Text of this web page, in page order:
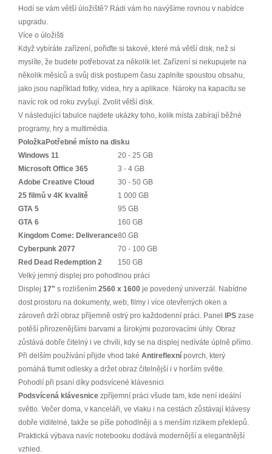
Hodí se vám větší úložiště? Rádi vám ho navýšíme rovnou v nabídce
upgradu.
Více o úložišti
Když vybíráte zařízení, pořiďte si takové, které má větší disk, než si
myslíte, že budete potřebovat za několik let. Zařízení si nekupujete na
několik měsíců a svůj disk postupem času zaplníte spoustou obsahu,
jako jsou například fotky, videa, hry a aplikace. Nároky na kapacitu se
navíc rok od roku zvyšují. Zvolit větší disk.
V následující tabulce najdete ukázky toho, kolik místa zabírají běžné
programy, hry a multimédia.
PoložkaPotřebné místo na disku
Windows 11
20 - 25 GB
Microsoft Office 365
3 - 4 GB
Adobe Creative Cloud
30 - 50 GB
25 filmů v 4K kvalitě
1 000 GB
GTA 5
95 GB
GTA 6
160 GB
Kingdom Come: Deliverance80 GB
Cyberpunk 2077
70 - 100 GB
Red Dead Redemption 2
150 GB
Velký jemný displej pro pohodlnou práci
Displej 17" s rozlišením 2560 x 1600 je povedený univerzál. Nabídne
dost prostoru na dokumenty, web, filmy i více otevřených oken a
zároveň drží obraz příjemně ostrý pro každodenní práci. Panel
IPS zase
potěší přirozenějšími barvami a širokými pozorovacími úhly. Obraz
zůstává dobře čitelný i ve chvíli, kdy se na displej nedíváte úplně přímo.
Při delším používání přijde vhod také Antireflexní povrch, který
pomáhá tlumit odlesky a držet obraz čitelnější i v horším světle.
Pohodlí při psaní díky podsvícené klávesnici
Podsvícená klávesnice zpříjemní práci všude tam, kde není ideální
světlo. Večer doma, v kanceláři, ve vlaku i na cestách zůstávají klávesy
dobře viditelné, takže se píše pohodlněji a s menším rizikem překlepů.
Praktická výbava navíc notebooku dodává modernější a elegantnější
vzhled.